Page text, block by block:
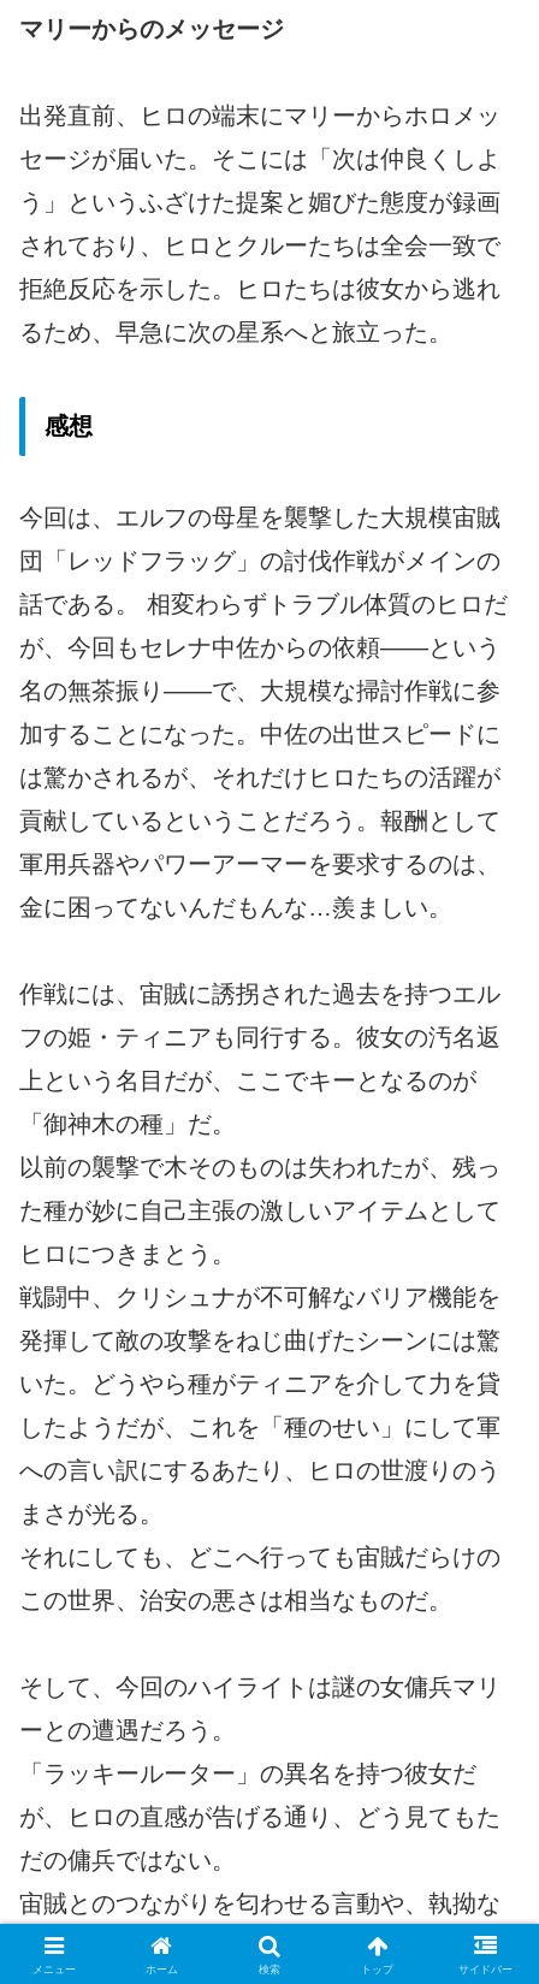
マリーからのメッセージ
出発直前、ヒロの端末にマリーからホロメッ
セージが届いた。そこには「次は仲良くしよ
う」というふざけた提案と媚びた態度が録画
されており、ヒロとクルーたちは全会一致で
拒絶反応を示した。ヒロたちは彼女から逃れ
るため、早急に次の星系へと旅立った。
感想
今回は、エルフの母星を襲撃した大規模宙賊
団「レッドフラッグ」の討伐作戦がメインの
話である。 相変わらずトラブル体質のヒロだ
が、今回もセレナ中佐からの依頼――という
名の無茶振り――で、大規模な掃討作戦に参
加することになった。中佐の出世スピードに
は驚かされるが、それだけヒロたちの活躍が
貢献しているということだろう。報酬として
軍用兵器やパワーアーマーを要求するのは、
金に困ってないんだもんな…羨ましい。
作戦には、宙賊に誘拐された過去を持つエル
フの姫・ティニアも同行する。彼女の汚名返
上という名目だが、ここでキーとなるのが
「御神木の種」だ。
以前の襲撃で木そのものは失われたが、残っ
た種が妙に自己主張の激しいアイテムとして
ヒロにつきまとう。
戦闘中、クリシュナが不可解なバリア機能を
発揮して敵の攻撃をねじ曲げたシーンには驚
いた。どうやら種がティニアを介して力を貸
したようだが、これを「種のせい」にして軍
への言い訳にするあたり、ヒロの世渡りのう
まさが光る。
それにしても、どこへ行っても宙賊だらけの
この世界、治安の悪さは相当なものだ。
そして、今回のハイライトは謎の女傭兵マリ
ーとの遭遇だろう。
「ラッキールーター」の異名を持つ彼女だ
が、ヒロの直感が告げる通り、どう見てもた
だの傭兵ではない。
宙賊とのつながりを匂わせる言動や、執拗な
監視は不気味ですらある。 極めつけは、次の
メニュー ホーム 検索 トップ サイドバー